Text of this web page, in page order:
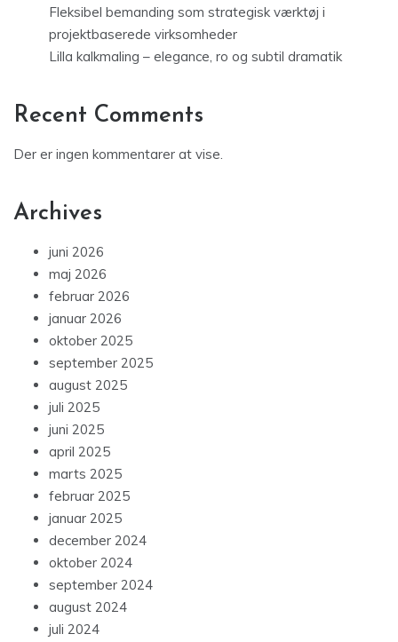
Fleksibel bemanding som strategisk værktøj i
projektbaserede virksomheder
Lilla kalkmaling – elegance, ro og subtil dramatik
Recent Comments
Der er ingen kommentarer at vise.
Archives
juni 2026
maj 2026
februar 2026
januar 2026
oktober 2025
september 2025
august 2025
juli 2025
juni 2025
april 2025
marts 2025
februar 2025
januar 2025
december 2024
oktober 2024
september 2024
august 2024
juli 2024